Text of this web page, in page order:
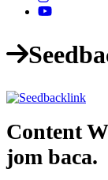
Content
jom baca.